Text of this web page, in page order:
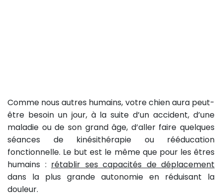
Comme nous autres humains, votre chien aura peut-
être besoin un jour, à la suite d’un accident, d’une
maladie ou de son grand âge, d’aller faire quelques
séances de kinésithérapie ou rééducation
fonctionnelle. Le but est le même que pour les êtres
humains : rétablir ses capacités de déplacement
dans la plus grande autonomie en réduisant la
douleur.